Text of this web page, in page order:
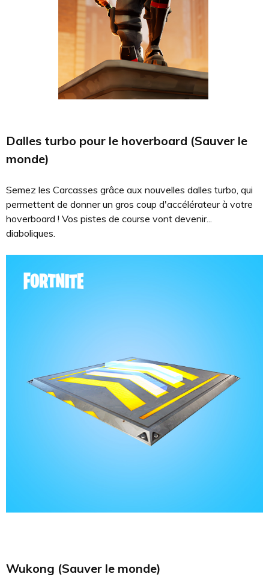
Dalles turbo pour le hoverboard (Sauver le
monde)
Semez les Carcasses grâce aux nouvelles dalles turbo, qui
permettent de donner un gros coup d'accélérateur à votre
hoverboard ! Vos pistes de course vont devenir...
diaboliques.
Wukong (Sauver le monde)